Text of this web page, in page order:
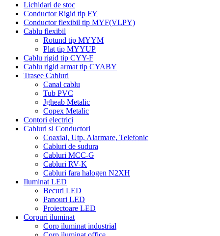
Lichidari de stoc
Conductor Rigid tip FY
Conductor flexibil tip MYF(VLPY)
Cablu flexibil
Rotund tip MYYM
Plat tip MYYUP
Cablu rigid tip CYY-F
Cablu rigid armat tip CYABY
Trasee Cabluri
Canal cablu
Tub PVC
Jgheab Metalic
Copex Metalic
Contori electrici
Cabluri si Conductori
Coaxial, Utp, Alarmare, Telefonic
Cabluri de sudura
Cabluri MCC-G
Cabluri RV-K
Cabluri fara halogen N2XH
Iluminat LED
Becuri LED
Panouri LED
Proiectoare LED
Corpuri iluminat
Corp iluminat industrial